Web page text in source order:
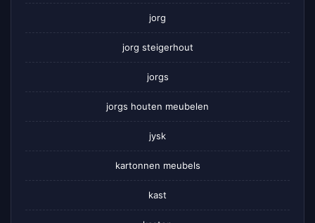
jorg
jorg steigerhout
jorgs
jorgs houten meubelen
jysk
kartonnen meubels
kast